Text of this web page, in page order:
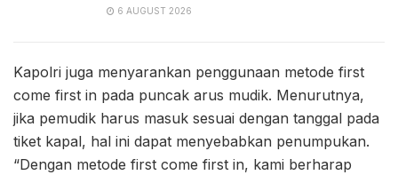
6 AUGUST 2026
Kapolri juga menyarankan penggunaan metode first
come first in pada puncak arus mudik. Menurutnya,
jika pemudik harus masuk sesuai dengan tanggal pada
tiket kapal, hal ini dapat menyebabkan penumpukan.
“Dengan metode first come first in, kami berharap